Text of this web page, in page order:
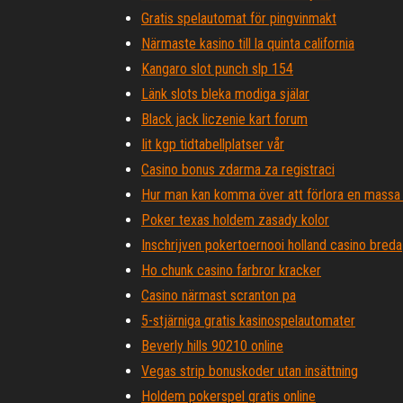
Gratis spelautomat för pingvinmakt
Närmaste kasino till la quinta california
Kangaro slot punch slp 154
Länk slots bleka modiga själar
Black jack liczenie kart forum
Iit kgp tidtabellplatser vår
Casino bonus zdarma za registraci
Hur man kan komma över att förlora en
Poker texas holdem zasady kolor
Inschrijven pokertoernooi holland casino breda
Ho chunk casino farbror kracker
Casino närmast scranton pa
5-stjärniga gratis kasinospelautomater
Beverly hills 90210 online
Vegas strip bonuskoder utan insättning
Holdem pokerspel gratis online